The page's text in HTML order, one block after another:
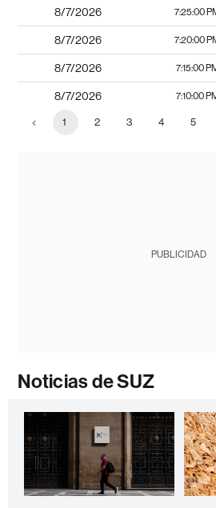
8/7/2026 7:25:00
8/7/2026 7:20:00
8/7/2026 7:15:00
8/7/2026 7:10:00
1 2 3 4 5
PUBLICIDAD
Noticias de SUZ